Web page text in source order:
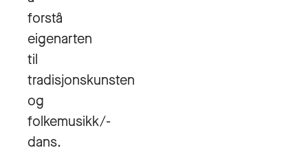
forstå
eigenarten
til
tradisjonskunsten
og
folkemusikk/-
dans.